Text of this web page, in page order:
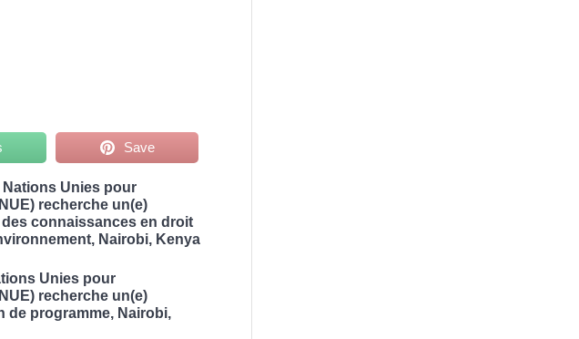
Save
Nations Unies pour
recherche un(e)
connaissances en droit
Nairobi, Kenya
Unies pour
recherche un(e)
de programme, Nairobi,